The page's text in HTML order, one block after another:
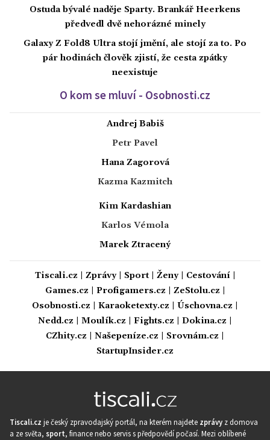
Ostuda bývalé naděje Sparty. Brankář Heerkens
předvedl dvě nehorázné minely
Galaxy Z Fold8 Ultra stojí jmění, ale stojí za to. Po
pár hodinách člověk zjistí, že cesta zpátky
neexistuje
O kom se mluví - Osobnosti.cz
Andrej Babiš
Petr Pavel
Hana Zagorová
Kazma Kazmitch
Kim Kardashian
Karlos Vémola
Marek Ztracený
Tiscali.cz Zprávy| Sport| Ženy| Cestování|
Games.cz
Profigamers.cz ZeStolu.cz
Osobnosti.cz
Karaoketexty.cz Úschovna.cz
Nedd.cz
Moulík.cz Fights.cz Dokina.cz
CZhity.cz
Našepeníze.cz Srovnám.cz
StartupInsider.cz
Tiscali.cz je český zpravodajský portál, na kterém najdete zprávy z domova
a ze světa, sport, finance nebo servis s předpovědí počasí. Mezi oblíbené